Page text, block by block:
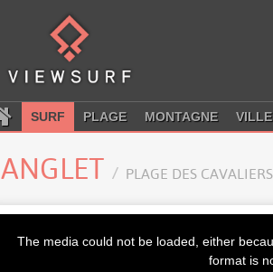
SURF PLAGE MONTAGNE VILLE
ANGLET PLAGE DES CAVALIERS
The media could not be loaded, either
format is